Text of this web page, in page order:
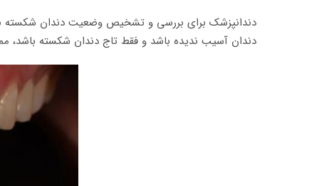
دندان آسیب ندیده باشد و فقط تاج دندان شکسته باشد،